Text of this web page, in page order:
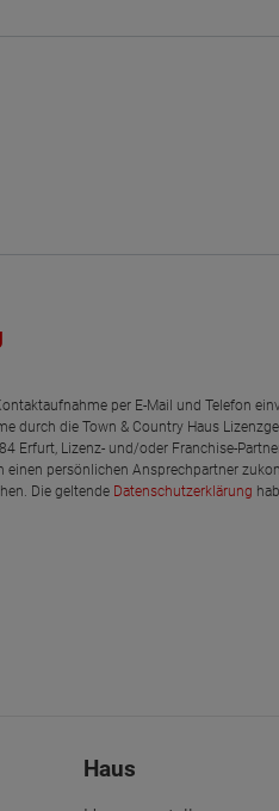
per E-Mail und Telefon
durch die Town & Country Haus
Erfurt, Lizenz- und/oder Franchise-
einen persönlichen Ansprechpartner
Die geltende Datenschutzerklärung
Haus